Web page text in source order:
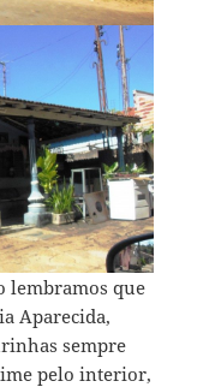
lembramos que
Aparecida,
sempre
pelo interior,